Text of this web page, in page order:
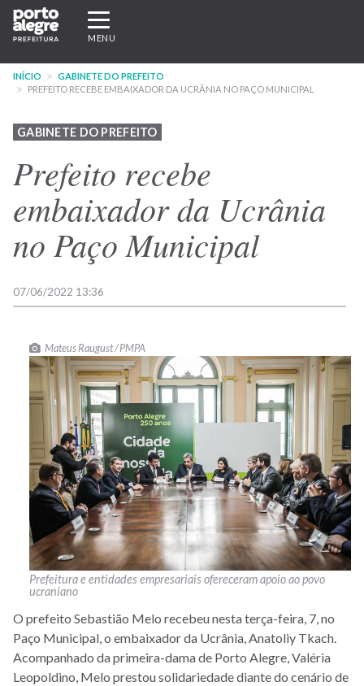
Pular
para
conteúdo
principal
Expandir/recolher
navegação
MENU
INÍCIO
GABINETE DO PREFEITO
PREFEITO RECEBE EMBAIXADOR DA UCRÂNIA NO PAÇO MUNICIPAL
GABINETE DO PREFEITO
Prefeito recebe
embaixador da Ucrânia
no Paço Municipal
07/06/2022 13:36
Mateus Raugust / PMPA
Prefeitura e entidades empresariais ofereceram apoio ao povo
ucraniano
O prefeito Sebastião Melo recebeu nesta terça-feira, 7, no
Paço Municipal, o embaixador da Ucrânia, Anatoliy Tkach.
Acompanhado da primeira-dama de Porto Alegre, Valéria
Leopoldino, Melo prestou solidariedade diante do cenário de